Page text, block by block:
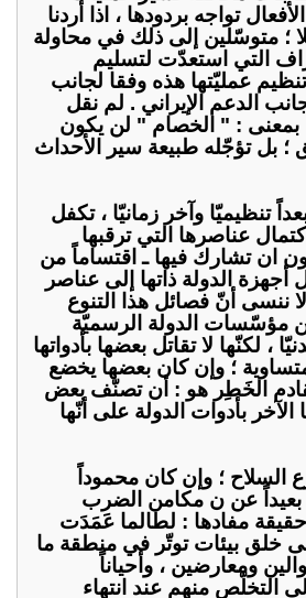
تواجه بردودها ، اذا أردنا
؛ متوسّلين إلى ذلك في محاولة
التي استعدّت لتسليم
عمليّتها هذه وفقا لجانب
الدعم الإيراني . لم نقل
؛ بمعنى : " الخصام " لن يكون
؛ بل تؤجّله طبيعة سير الأحداث
تنظيميّا وآخر زمانيّا ، تكفل
عناصرها التي ترقبها
ان تشارك فيها ـ اقتساماً من
الدولة ذاتها إلى عناصر
ننسى أنّ فصائل هذا التنوع
مؤسّسات الدولة الرسميّة
، لكنّها لا تقاتل بعضها بأدواتها
متساوية ؛ وإن كان بعضها يخضع
الخَطِر هو : أن تصنّف بعض
بأدوات الدولة على أنّها
السلاح ؛ وإن كان محموداً
بعيداً عن ن مكامن الضرب
حقيقة مفادها : لطالما عَمَدَت
خلق بيئات توتّر في منطقة ما
ومعارضين ، وأحياناً
التخلّص منهم عند انتهاء